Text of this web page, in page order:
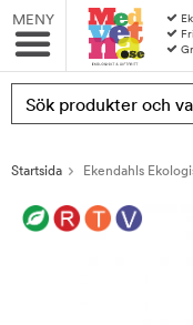
MENY
Startsida Ekendahls